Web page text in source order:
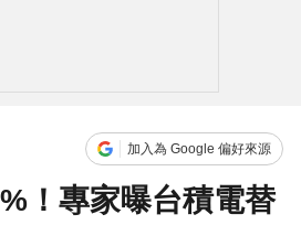
加入為 Google 偏好來源
！專家曝台積電替